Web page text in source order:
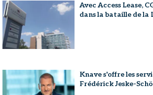
Avec Access Lease,
dans la bataille de la
Knave s'offre les
Frédérick Jeske-